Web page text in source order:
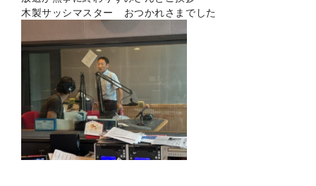
木製サッシマスター おつかれさまでした